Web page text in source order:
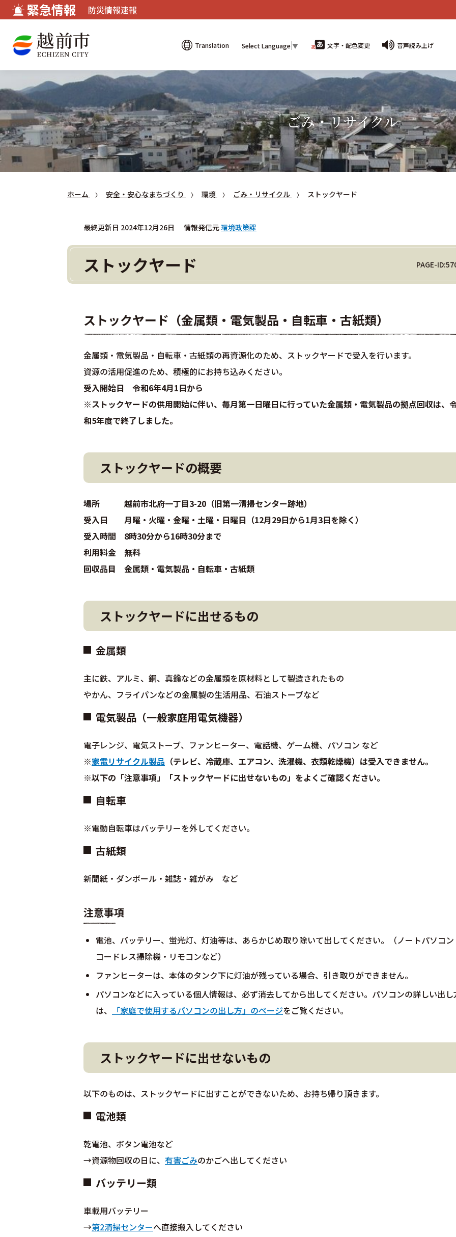
緊急情報 防災情報速報
Translation Select Language▼ 文字・配色変更 音声読み上げ
ごみ・リサイクル
ホーム 安全・安心なまちづくり 環境 ごみ・リサイクル ストックヤード
最終更新日 2024年12月26日 情報発信元環境政策課
ストックヤード PAGE-
ストックヤード（金属類・電気製品・自転車・古紙類）
金属類・電気製品・自転車・古紙類の再資源化のため、ストックヤードで受入を行います。
資源の活用促進のため、積極的にお持ち込みください。
受入開始日 令和6年4月1日から
※ストックヤードの供用開始に伴い、毎月第一日曜日に行っていた金属類・電気製品の拠点回収は、
和5年度で終了しました。
ストックヤードの概要
場所 越前市北府一丁目3-20（旧第一清掃センター跡地）
受入日 月曜・火曜・金曜・土曜・日曜日（12月29日から1月3日を除く）
受入時間 8時30分から16時30分まで
利用料金 無料
回収品目 金属類・電気製品・自転車・古紙類
ストックヤードに出せるもの
金属類
主に鉄、アルミ、銅、真鍮などの金属類を原材料として製造されたもの
やかん、フライパンなどの金属製の生活用品、石油ストーブなど
電気製品（一般家庭用電気機器）
電子レンジ、電気ストーブ、ファンヒーター、電話機、ゲーム機、パソコン など
※家電リサイクル製品 （テレビ、冷蔵庫、エアコン、洗濯機、衣類乾燥機）は受入できません。
※以下の「注意事項」「ストックヤードに出せないもの」をよくご確認ください。
自転車
※電動自転車はバッテリーを外してください。
古紙類
新聞紙・ダンボール・雑誌・雑がみ など
注意事項
電池、バッテリー、蛍光灯、灯油等は、あらかじめ取り除いて出してください。（ノートパソコ
コードレス掃除機・リモコンなど）
ファンヒーターは、本体のタンク下に灯油が残っている場合、引き取りができません。
パソコンなどに入っている個人情報は、必ず消去してから出してください。パソコンの詳しい出し
は、
「家庭で使用するパソコンの出し方」のページをご覧ください。
ストックヤードに出せないもの
以下のものは、ストックヤードに出すことができないため、お持ち帰り頂きます。
電池類
乾電池、ボタン電池など
→資源物回収の日に、 有害ごみのかごへ出してください
バッテリー類
車載用バッテリー
→第2清掃センターへ直接搬入してください